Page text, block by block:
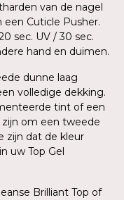
van de nagel
een Cuticle Pusher.
sec. UV / 30 sec.
hand en duimen.
dunne laag
volledige dekking.
tint of een
om een tweede
zijn dat de kleur
uw Top Gel
Brilliant Top of